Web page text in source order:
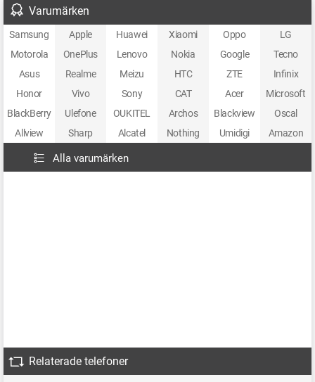
Varumärken
Samsung Apple Huawei Xiaomi Oppo
LG
Motorola
OnePlus Lenovo Nokia Google
Tecno
Asus
Realme Meizu HTC ZTE
Infinix
Honor
Vivo Sony CAT Acer
Microsoft
BlackBerry
Ulefone OUKITEL Archos Blackview
Oscal
Allview
Sharp Alcatel Nothing Umidigi Amazon
Alla varumärken
Relaterade telefoner